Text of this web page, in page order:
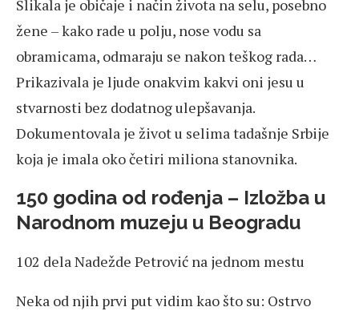
Slikala je običaje i način života na selu, posebno
žene – kako rade u polju, nose vodu sa
obramicama, odmaraju se nakon teškog rada…
Prikazivala je ljude onakvim kakvi oni jesu u
stvarnosti bez dodatnog ulepšavanja.
Dokumentovala je život u selima tadašnje Srbije
koja je imala oko četiri miliona stanovnika.
150 godina od rođenja – Izložba u
Narodnom muzeju u Beogradu
102 dela Nadežde Petrović na jednom mestu
Neka od njih prvi put vidim kao što su: Ostrvo